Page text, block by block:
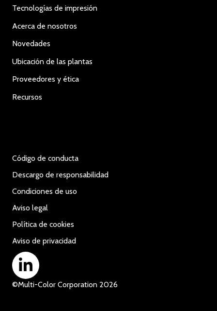
Tecnologías de impresión
Acerca de nosotros
Novedades
Ubicación de las plantas
Proveedores y ética
Recursos
©Multi-Color Corporation 2026
Código de conducta
Descargo de responsabilidad
Condiciones de uso
Aviso legal
Política de cookies
Aviso de privacidad